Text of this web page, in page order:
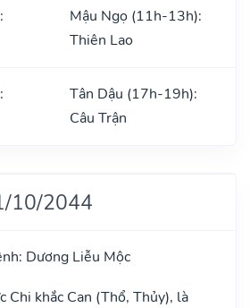
Mậu Ngọ (11h-13h):
Thiên Lao
Tân Dậu (17h-19h):
Câu Trận
10/2044
Dương Liễu Mộc
Chi khắc Can (Thổ, Thủy), là